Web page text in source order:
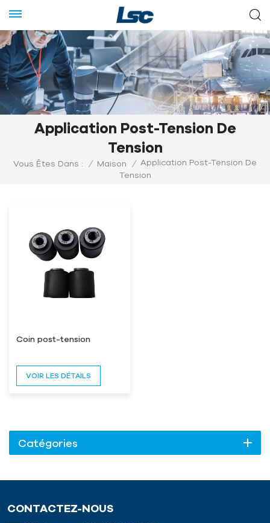
Application Post-Tension De
Tension
Vous Êtes Dans : / Maison / Application Post-Tension De
Tension
Coin post-tension
VOIR LES DÉTAILS
Catégories
CONTACTEZ-NOUS